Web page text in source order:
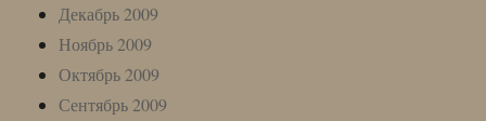
Декабрь 2009
Ноябрь 2009
Октябрь 2009
Сентябрь 2009